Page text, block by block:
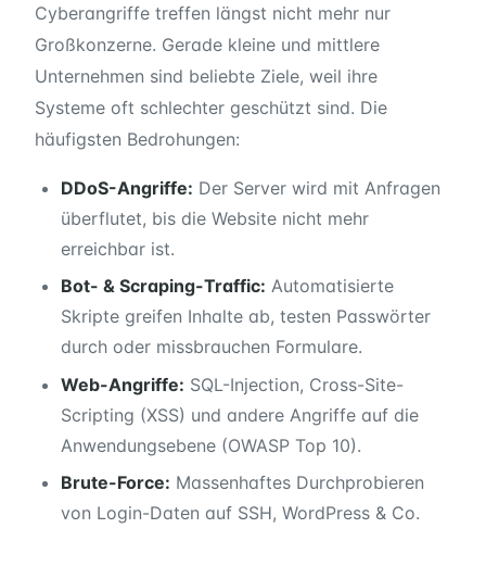
Cyberangriffe treffen längst nicht mehr nur
Großkonzerne. Gerade kleine und mittlere
Unternehmen sind beliebte Ziele, weil ihre
Systeme oft schlechter geschützt sind. Die
häufigsten Bedrohungen:
DDoS-Angriffe: Der Server wird mit Anfragen
überflutet, bis die Website nicht mehr
erreichbar ist.
Bot- & Scraping-Traffic: Automatisierte
Skripte greifen Inhalte ab, testen Passwörter
durch oder missbrauchen Formulare.
Web-Angriffe: SQL-Injection, Cross-Site-
Scripting (XSS) und andere Angriffe auf die
Anwendungsebene (OWASP Top 10).
Brute-Force: Massenhaftes Durchprobieren
von Login-Daten auf SSH, WordPress & Co.